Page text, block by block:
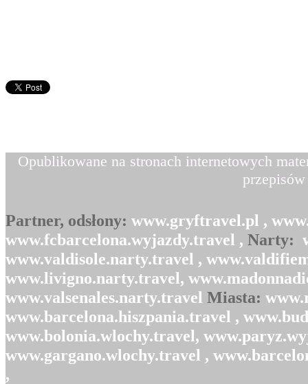
Opublikowane na stronach internetowych
Partner, odsłony: www.gryftravel.pl ,
www.fcbarcelona.wyjazdy.travel , Narty:
www.valdisole.narty.travel ,
www.livigno.narty.travel,
www.valsenales.narty.travel Miasta:
www.barcelona.hiszpania.travel ,
www.bolonia.wlochy.travel,
www.gargano.wlochy.travel ,
,